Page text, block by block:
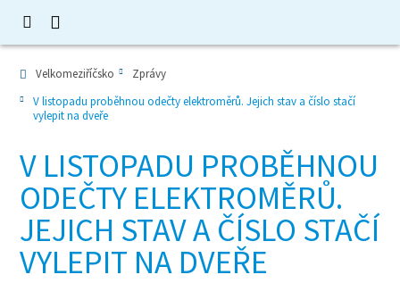
Velkomeziříčsko
Zprávy
V listopadu proběhnou odečty elektroměrů. Jejich stav a číslo stačí
vylepit na dveře
V LISTOPADU PROBĚHNOU
ODEČTY ELEKTROMĚRŮ.
JEJICH STAV A ČÍSLO STAČÍ
VYLEPIT NA DVEŘE